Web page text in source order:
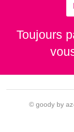
Toujours
© goody by